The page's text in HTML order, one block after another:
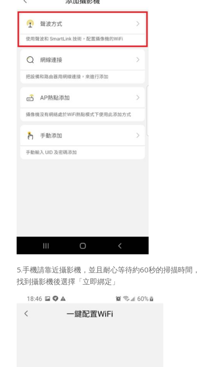
5.手機請靠近攝影機，並且耐心等待約60秒的掃描時間，
找到攝影機後選擇「立即綁定」